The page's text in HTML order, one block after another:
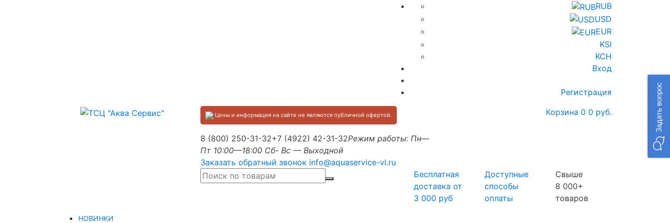
RUB
USD
EUR
KSI
KCH
Вход
Регистрация
Цены и информация на сайте не являются публичной офертой.
8 (800) 250-31-32+7 (4922) 42-31-32Режим работы: Пн—
Пт 10:00—18:00 Сб- Вс — Выходной
Заказать обратный звонок info@aquaservice-vl.ru
Корзина 0 0 руб.
Бесплатная
доставка от
3 000 руб
Доступные
способы
оплаты
Свыше
8 000+
товаров
НОВИНКИ
Задать вопрос